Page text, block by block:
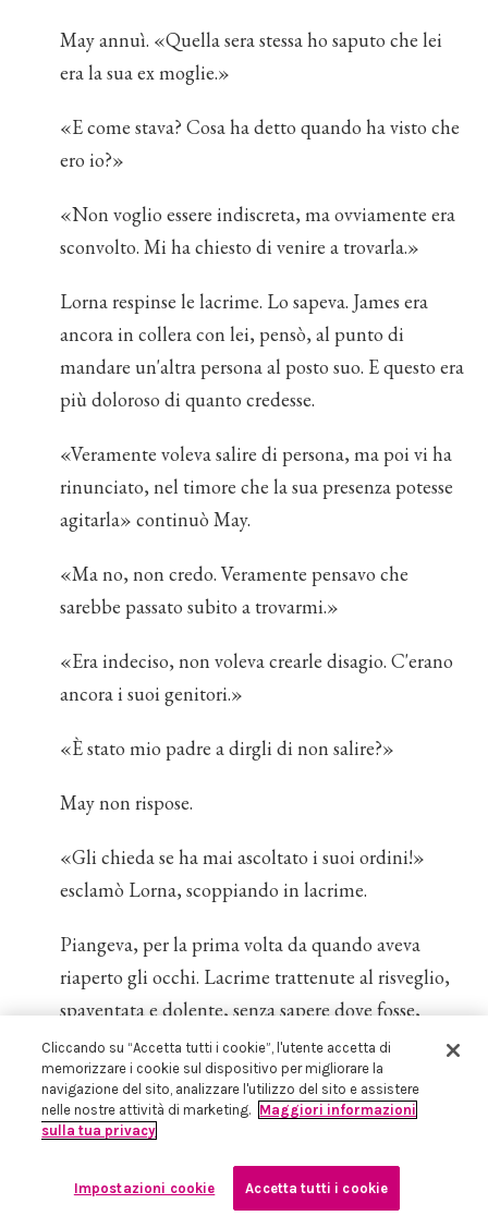
May annuì. «Quella sera stessa ho saputo che lei
era la sua ex moglie.»
«E come stava? Cosa ha detto quando ha visto che
ero io?»
«Non voglio essere indiscreta, ma ovviamente era
sconvolto. Mi ha chiesto di venire a trovarla.»
Lorna respinse le lacrime. Lo sapeva. James era
ancora in collera con lei, pensò, al punto di
mandare un'altra persona al posto suo. E questo era
più doloroso di quanto credesse.
«Veramente voleva salire di persona, ma poi vi ha
rinunciato, nel timore che la sua presenza potesse
agitarla» continuò May.
«Ma no, non credo. Veramente pensavo che
sarebbe passato subito a trovarmi.»
«Era indeciso, non voleva crearle disagio. C'erano
ancora i suoi genitori.»
«È stato mio padre a dirgli di non salire?»
May non rispose.
«Gli chieda se ha mai ascoltato i suoi ordini!»
esclamò Lorna, scoppiando in lacrime.
Piangeva, per la prima volta da quando aveva
riaperto gli occhi. Lacrime trattenute al risveglio,
spaventata e dolente, senza sapere dove fosse,
scoprendo la presenza dei genitori, e che James
non era lontano.
Altro che incidente d'auto. Tutto il suo mondo era
May non cercò di consolarla, esortandola a
Cliccando su “Accetta tutti i cookie”, l'utente accetta di
memorizzare i cookie sul dispositivo per migliorare la
navigazione del sito, analizzare l'utilizzo del sito e assistere
nelle nostre attività di marketing. Maggiori informazioni
sulla tua privacy
Impostazioni cookie Accetta tutti i cookie